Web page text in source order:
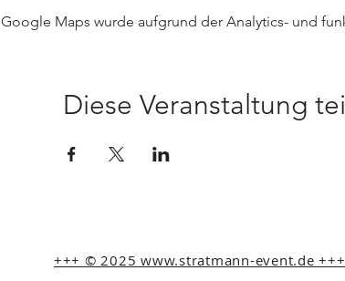
Google Maps wurde aufgrund der Analytics- und
Diese Veranstaltung
+++ © 2025 www.stratmann-event.de